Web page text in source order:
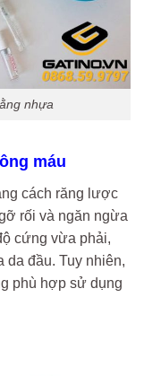
nhựa
máu
cách răng lược
rối và ngăn ngừa
cứng vừa phải,
da đầu. Tuy nhiên,
phù hợp sử dụng